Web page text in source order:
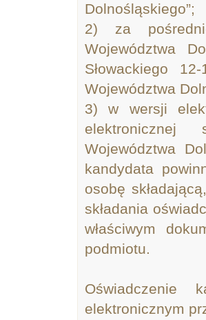
Dolnośląskiego”;
2) za
Województwa
Słowackiego
Województwa
3) w wersji
elektronicznej
Województwa
kandydata
osobę
składania
właściwym
podmiotu.
Oświadczenie
elektronicznym